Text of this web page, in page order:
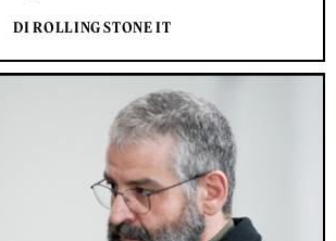
DI ROLLING STONE IT